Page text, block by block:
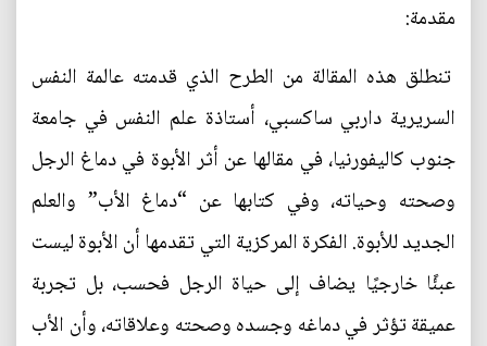
مقدمة:
تنطلق هذه المقالة من الطرح الذي قدمته عالمة النفس
السريرية داربي ساكسبي، أستاذة علم النفس في جامعة
جنوب كاليفورنيا، في مقالها عن أثر الأبوة في دماغ الرجل
وصحته وحياته، وفي كتابها عن “دماغ الأب” والعلم
الجديد للأبوة. الفكرة المركزية التي تقدمها أن الأبوة ليست
عبئًا خارجيًا يضاف إلى حياة الرجل فحسب، بل تجربة
عميقة تؤثر في دماغه وجسده وصحته وعلاقاته، وأن الأب